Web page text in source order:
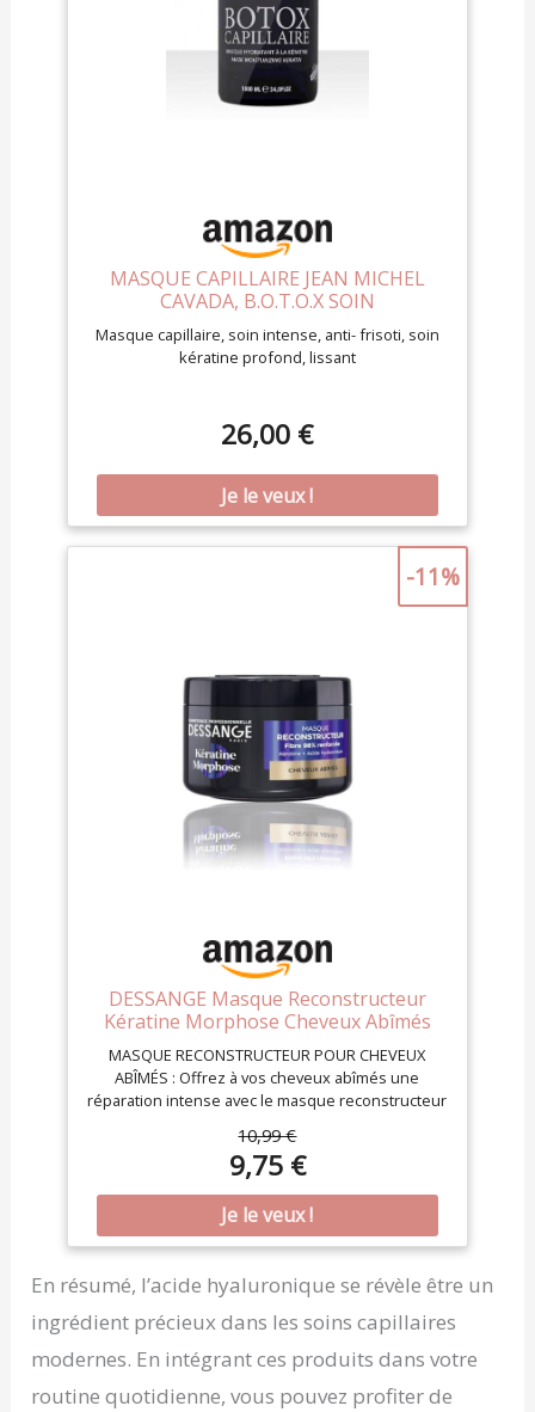
MASQUE CAPILLAIRE JEAN MICHEL
CAVADA, B.O.T.O.X SOIN
PROFESSIONNEL TOUS TYPES DE
CHEVEUX, MADE IN FRANCE,POT DE
1000ML
Masque capillaire, soin intense, anti- frisoti, soin
kératine profond, lissant
26,00 €
DESSANGE Masque Reconstructeur
Kératine Morphose Cheveux Abîmés
280ml
MASQUE RECONSTRUCTEUR POUR CHEVEUX
ABÎMÉS : Offrez à vos cheveux abîmés une
réparation intense avec le masque reconstructeur
texture fondante répare et protège la fibre, qui
retrouve toute sa souplesse. POUR DES CHEVEUX
VISIBLEMENT PLUS FORTS : Inspiré des salons, ce
masque cheveux reconstructeur Dessange rend
vos cheveux 98% plus forts*, brillants et réparés.
FORMULE ENRICHIE EN KÉRATINE & ACIDE
HYALURONIQUE : Sa formule enrichie en
complexe de soin de kératine végétale et acide
hyaluronique pénètre au cœur du cheveu et
reconstitue la fibre capillaire endommagée. LE
PROTOCOLE KÉRATINE MORPHOSE : Après votre
shampoing, appliquez le masque sur cheveux
10,99 €
9,75 €
-11%
En résumé, l’acide hyaluronique se révèle être un
ingrédient précieux dans les soins capillaires
modernes. En intégrant ces produits dans votre
routine quotidienne, vous pouvez profiter de